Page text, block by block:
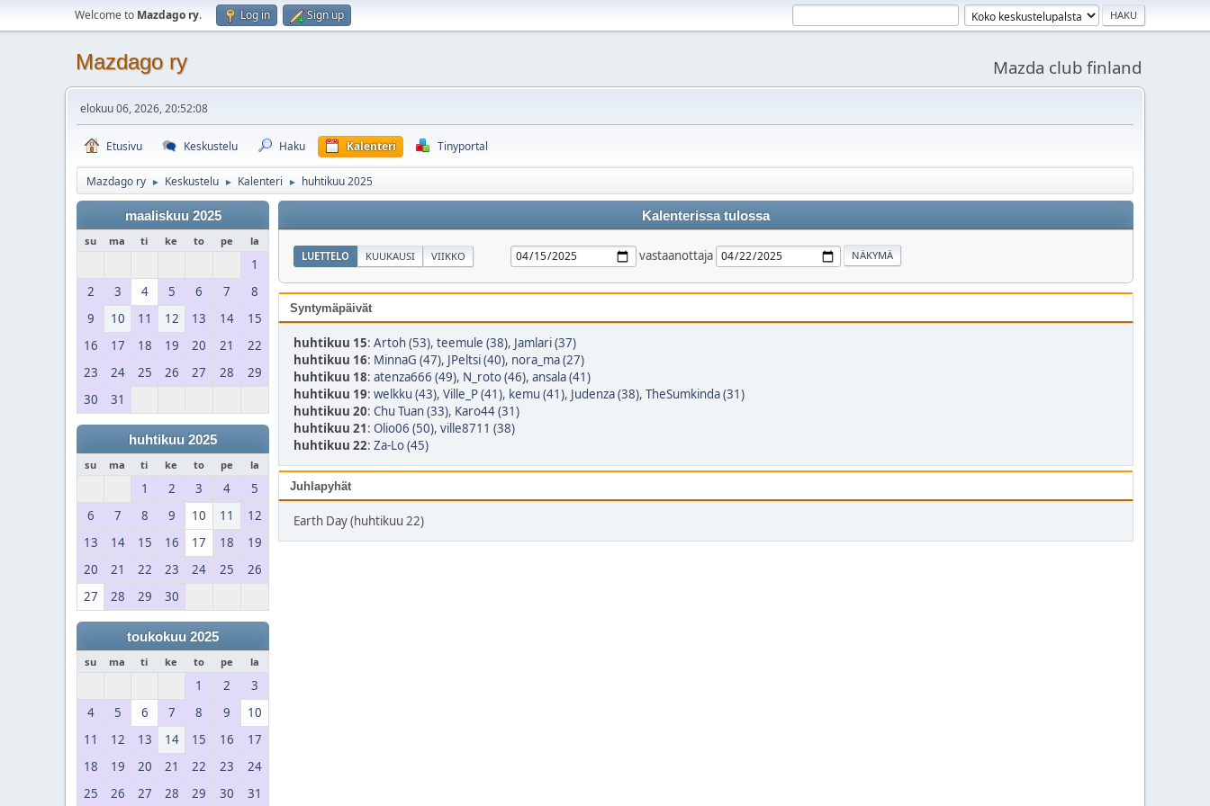
Welcome to Mazdago ry. Log in Sign up
Mazdago ry Mazda club finland
elokuu 06, 2026, 20:52:08
Etusivu Keskustelu Haku Kalenteri Tinyportal
Mazdago ry ► Keskustelu ► Kalenteri ► huhtikuu 2025
maaliskuu 2025
su ma ti ke to pe la
1
2
3 4 5 6 7
8
9
10 11 12 13 14
15
16
17 18 19 20 21
22
23
24 25 26 27 28
29
30
31
huhtikuu 2025
su ma ti ke to pe la
1 2 3 4
5
6
7 8 9 10 11
12
13
14 15 16 17 18
19
20
21 22 23 24 25
26
27
28 29 30
toukokuu 2025
su ma ti ke to pe la
1 2
3
4
5 6 7 8 9
10
11
12 13 14 15 16
17
18
19 20 21 22 23
24
25
26 27 28 29 30 31
Kalenterissa tulossa
LUETTELO KUUKAUSI VIIKKO vastaanottaja
Syntymäpäivät
huhtikuu 15: Artoh (53), teemule (38), Jamlari (37)
huhtikuu 16: MinnaG (47), JPeltsi (40), nora_ma (27)
huhtikuu 18: atenza666 (49), N_roto (46), ansala (41)
huhtikuu 19: welkku (43), Ville_P (41), kemu (41), Judenza (38), TheSumkinda (31)
huhtikuu 20: Chu Tuan (33), Karo44 (31)
huhtikuu 21: Olio06 (50), ville8711 (38)
huhtikuu 22: Za-Lo (45)
Juhlapyhät
Earth Day (huhtikuu 22)